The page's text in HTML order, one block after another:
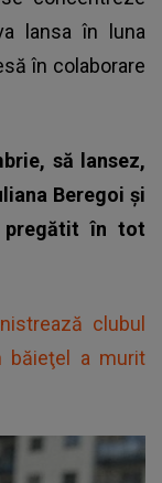
lansa în luna
în colaborare
să lansez,
Beregoi și
pregătit în tot
clubul
băieţel a murit